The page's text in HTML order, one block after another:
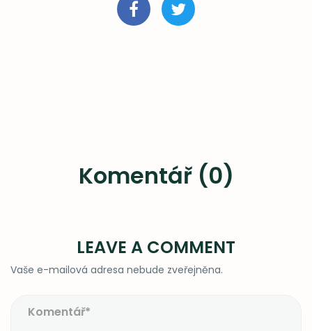
Komentář (0)
LEAVE A COMMENT
Vaše e-mailová adresa nebude zveřejněna.